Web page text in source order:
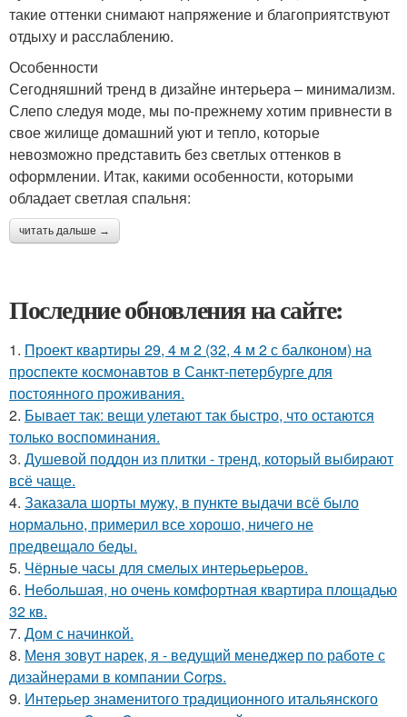
такие оттенки снимают напряжение и благоприятствуют
отдыху и расслаблению.
Особенности
Сегодняшний тренд в дизайне интерьера – минимализм.
Слепо следуя моде, мы по-прежнему хотим привнести в
свое жилище домашний уют и тепло, которые
невозможно представить без светлых оттенков в
оформлении. Итак, какими особенности, которыми
обладает светлая спальня:
читать дальше →
Последние обновления на сайте:
1. Проект квартиры 29, 4 м 2 (32, 4 м 2 с балконом) на
проспекте космонавтов в Санкт-петербурге для
постоянного проживания.
2. Бывает так: вещи улетают так быстро, что остаются
только воспоминания.
3. Душевой поддон из плитки - тренд, который выбирают
всё чаще.
4. Заказала шорты мужу, в пункте выдачи всё было
нормально, примерил все хорошо, ничего не
предвещало беды.
5. Чёрные часы для смелых интерьерьеров.
6. Небольшая, но очень комфортная квартира площадью
32 кв.
7. Дом с начинкой.
8. Меня зовут нарек, я - ведущий менеджер по работе с
дизайнерами в компании Corps.
9. Интерьер знаменитого традиционного итальянского